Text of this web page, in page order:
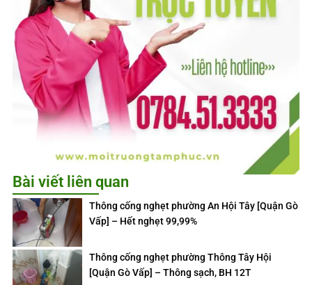
Bài viết liên quan
Thông cống nghẹt phường An Hội Tây [Quận Gò
Vấp] – Hết nghẹt 99,99%
Thông cống nghẹt phường Thông Tây Hội
[Quận Gò Vấp] – Thông sạch, BH 12T